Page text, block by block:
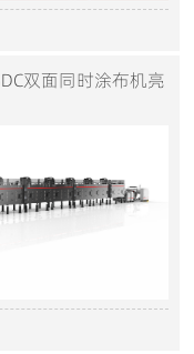
双面同时涂布机亮